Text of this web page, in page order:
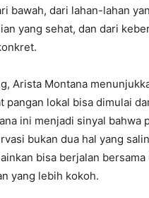
bawah, dari lahan-lahan
yang sehat, dan dari
Arista Montana
pangan lokal bisa dimulai
ini menjadi sinyal bahwa
bukan dua hal yang
bisa berjalan bersama
yang lebih kokoh.